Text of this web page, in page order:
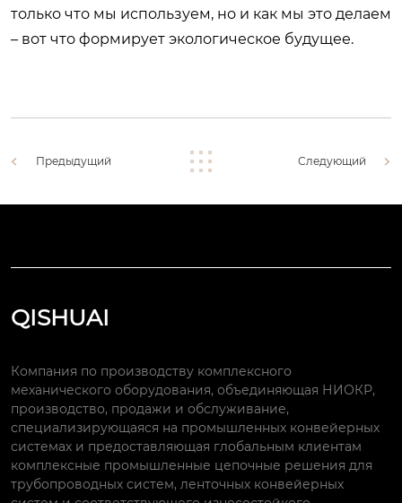
только что мы используем, но и как мы это делаем
– вот что формирует экологическое будущее.
Предыдущий Следующий
QISHUAI
Компания по производству комплексного
механического оборудования, объединяющая НИОКР,
производство, продажи и обслуживание,
специализирующаяся на промышленных конвейерных
системах и предоставляющая глобальным клиентам
комплексные промышленные цепочные решения для
трубопроводных систем, ленточных конвейерных